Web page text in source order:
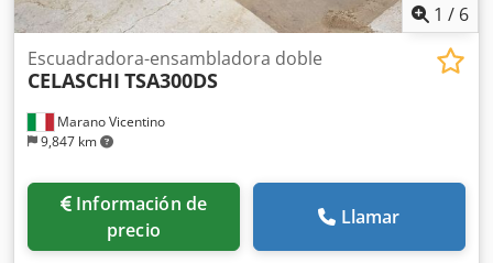
1 / 6
Marano Vicentino
9,847 km
Escuadradora-ensambladora doble
CELASCHI TSA300DS
Información de
precio
Llamar